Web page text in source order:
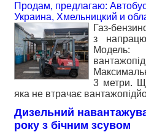
Продам, предлагаю:
Украина, Хмельницкий и
Газ-
з
Модель:
3 метри.
яка не втрачає
Дизельний
року з бiчним зсувом